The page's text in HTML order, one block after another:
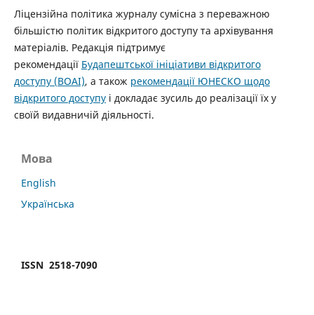
Ліцензійна політика журналу сумісна з переважною
більшістю політик відкритого доступу та архівування
матеріалів. Редакція підтримує
рекомендації Будапештської ініціативи відкритого
доступу (BOAI), а також рекомендації ЮНЕСКО щодо
відкритого доступуі докладає зусиль до реалізації їх у
своїй видавничій діяльності.
Мова
English
Українська
ISSN 2518-7090